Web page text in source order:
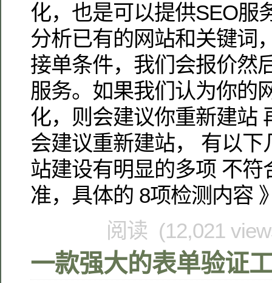
化，也是可以提供SEO服
分析已有的网站和关键词
接单条件，我们会报价然
服务。如果我们认为你的
化，则会建议你重新建站
会建议重新建站， 有以
站建设有明显的多项 不符
准，具体的 8项检测内容
阅读 (12,021
一款强大的表单验证